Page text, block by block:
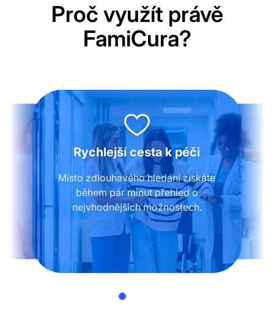
Proč využít právě
FamiCura?
Rychlejší cesta k péči
Místo zdlouhavého hledání získáte
během pár minut přehled o
nejvhodnějších možnostech.